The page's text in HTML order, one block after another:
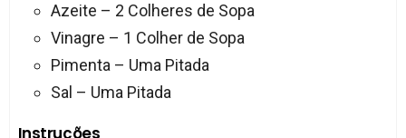
Azeite – 2 Colheres de Sopa
Vinagre – 1 Colher de Sopa
Pimenta – Uma Pitada
Sal – Uma Pitada
Instruções